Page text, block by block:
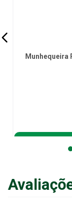
Munhequeira